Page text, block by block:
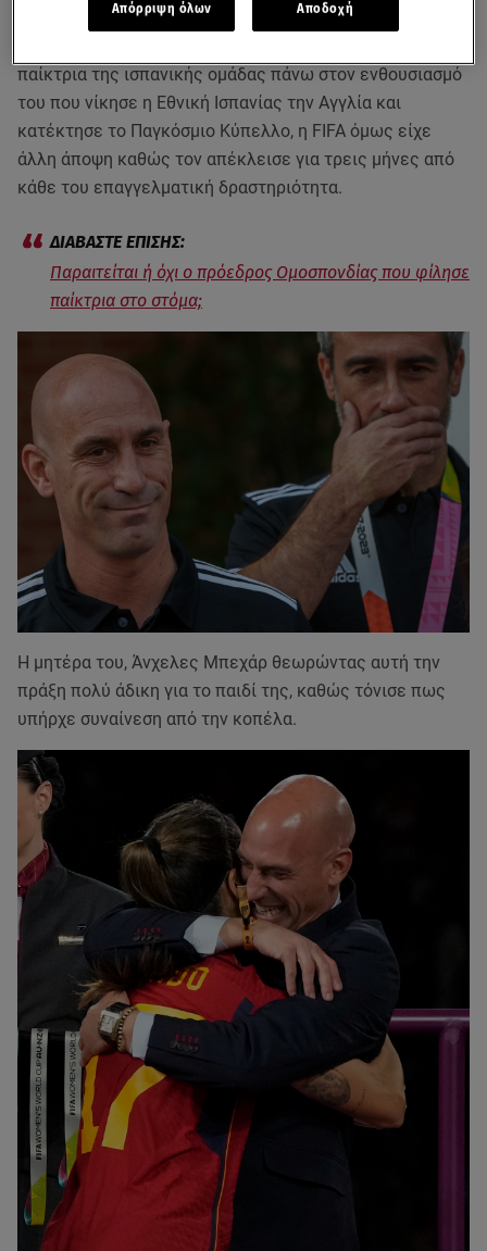
ομοσπονδίας της Ισπανίας, να δήλωσε ευθέως πως δεν
παίκτρια της ισπανικής ομάδας πάνω στον ενθουσιασμό
του που νίκησε η Εθνική Ισπανίας την Αγγλία και
κατέκτησε το Παγκόσμιο Κύπελλο, η FIFA όμως είχε
άλλη άποψη καθώς τον απέκλεισε για τρεις μήνες από
κάθε του επαγγελματική δραστηριότητα.
Παραιτείται ή όχι ο πρόεδρος Ομοσπονδίας που φίλησε
παίκτρια στο στόμα;
Η μητέρα του, Άνχελες Μπεχάρ θεωρώντας αυτή την
πράξη πολύ άδικη για το παιδί της, καθώς τόνισε πως
υπήρχε συναίνεση από την κοπέλα.
Απόρριψη όλων Αποδοχή